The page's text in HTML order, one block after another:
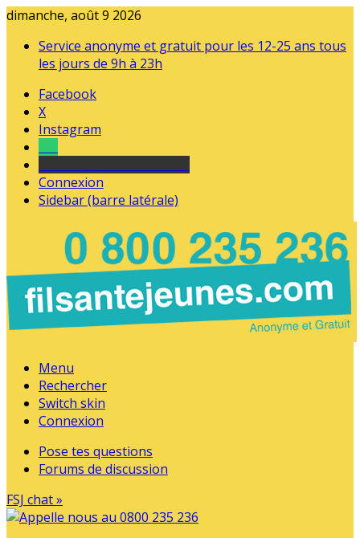
dimanche, août 9 2026
Service anonyme et gratuit pour les 12-25 ans tous
les jours de 9h à 23h
Facebook
X
Instagram
Connexion
Sidebar (barre latérale)
Menu
Rechercher
Switch skin
Connexion
Pose tes questions
Forums de discussion
FSJ chat »